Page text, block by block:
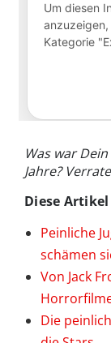
Was war
Jahre?
Diese
Peinliche
schämen
Von Jack
Die